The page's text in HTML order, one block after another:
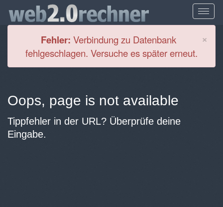
×
Fehler: Verbindung zu Datenbank
fehlgeschlagen. Versuche es später erneut.
Oops, page is not available
Tippfehler in der URL? Überprüfe deine
Eingabe.